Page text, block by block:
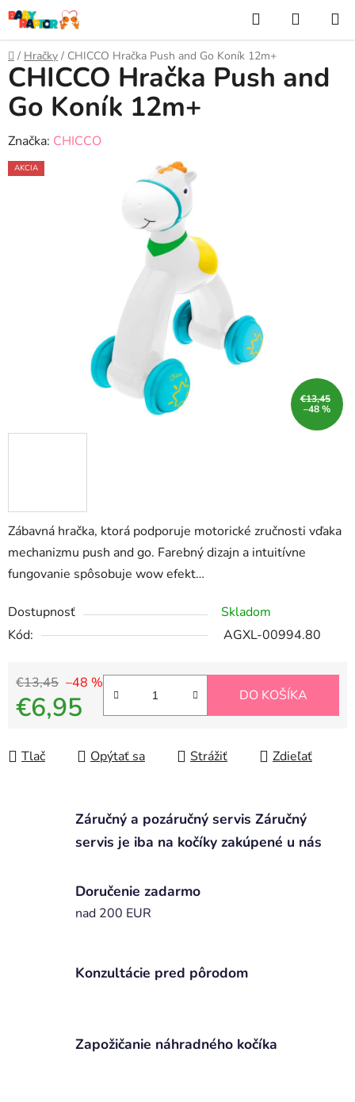
Prejsť
na
obsah
Hľadať
KOŠÍK
Domov
/ Hračky / CHICCO Hračka Push and Go Koník 12m+
Zábavná hračka, ktorá podporuje motorické zručnosti vďaka
mechanizmu push and go. Farebný dizajn a intuitívne
fungovanie spôsobuje wow efekt…
Dostupnosť
Skladom
Kód:
AGXL-00994.80
€13,45 –48 %
€6,95 DO KOŠÍKA
Tlač Opýtať sa Strážiť Zdieľať
CHICCO Hračka Push and
Go Koník 12m+
Značka: CHICCO
AKCIA
€13,45
–48 %
Záručný a pozáručný servis Záručný
servis je iba na kočíky zakúpené u nás
Doručenie zadarmo
nad 200 EUR
Konzultácie pred pôrodom
Zapožičanie náhradného kočíka